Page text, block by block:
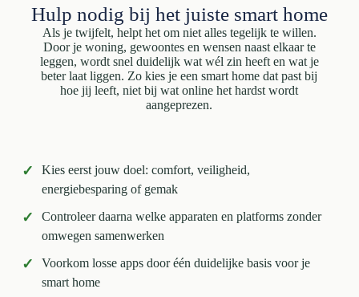
Hulp nodig bij het juiste smart home
Als je twijfelt, helpt het om niet alles tegelijk te willen.
Door je woning, gewoontes en wensen naast elkaar te
leggen, wordt snel duidelijk wat wél zin heeft en wat je
beter laat liggen. Zo kies je een smart home dat past bij
hoe jij leeft, niet bij wat online het hardst wordt
aangeprezen.
✓
Kies eerst jouw doel: comfort, veiligheid,
energiebesparing of gemak
✓
Controleer daarna welke apparaten en platforms zonder
omwegen samenwerken
✓
Voorkom losse apps door één duidelijke basis voor je
smart home